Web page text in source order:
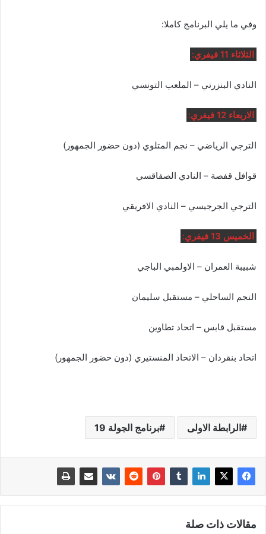
وفي ما يلي البرنامج كاملا:
الثلاثاء 11 فيفري:
النادي البنزرتي – الملعب التونسي
الاربعاء 12 فيفري :
الترجي الرياضي – نجم المتلوي (دون حضور الجمهور)
قوافل قفصة – النادي الصفاقسي
الترجي الجرجيسي – النادي الافريقي
الخميس 13 فيفري :
شبيبة العمران – الاولمبي الباجي
النجم الساحلي – مستقبل سليمان
مستقبل قابس – اتحاد تطاوين
اتحاد بنقردان – الاتحاد المنستيري (دون حضور الجمهور)
الرابطة الاولى برنامج الجولة 19
مقالات ذات صلة